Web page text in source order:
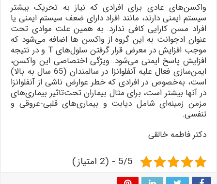
واکسن‌‌های عادی برای افرادی که نیاز به تحریک بیشتر
سیستم ایمنی دارند، مانند افراد دارای ضعف سیستم ایمنی یا
افراد مسن کارایی کافی ندارد. به همین علت موادی تحت
عنوان ادجوانت به این گروه از واکسن ها اضافه می‌شود که
موجب افزایش در معرض قرار گرفتن سلول‌های T و در نتیجه
افزایش پاسخ ایمنی می‌شود. ویژگی‌ اختصاصی این واکسن،
ایمن‌سازی فعال علیه آنفلوانزا در سالمندان (65 سال به بالا)
است، به‌خصوص در افرادی که خطر عوارض ناشی از آنفلوانزا
در آنها بیشتر است، برای مثال بیماران تحت‌تاثیر بیماری‌های
مزمن زمینه‌ای شامل دیابت و بیماری‌های قلبی-عروقی و
تنفسی.
دکتر فاطمه خالقی
5/5 - (2 امتیاز)